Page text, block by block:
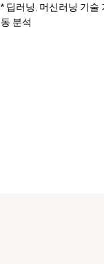
​* 딥러닝, 머신러닝 기술
동 분석